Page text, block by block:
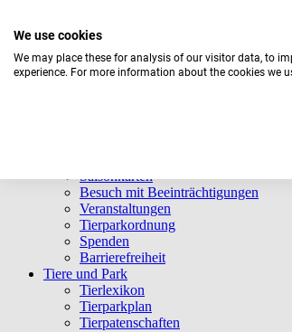
Saisonkarten
Besuch mit Beeinträchtigungen
Veranstaltungen
Tierparkordnung
Spenden
Barrierefreiheit
Tiere und Park
Tierlexikon
Tierparkplan
Tierpatenschaften
We use cookies
We may place these for analysis of our visitor data, to
experience. For more information about the cookies we